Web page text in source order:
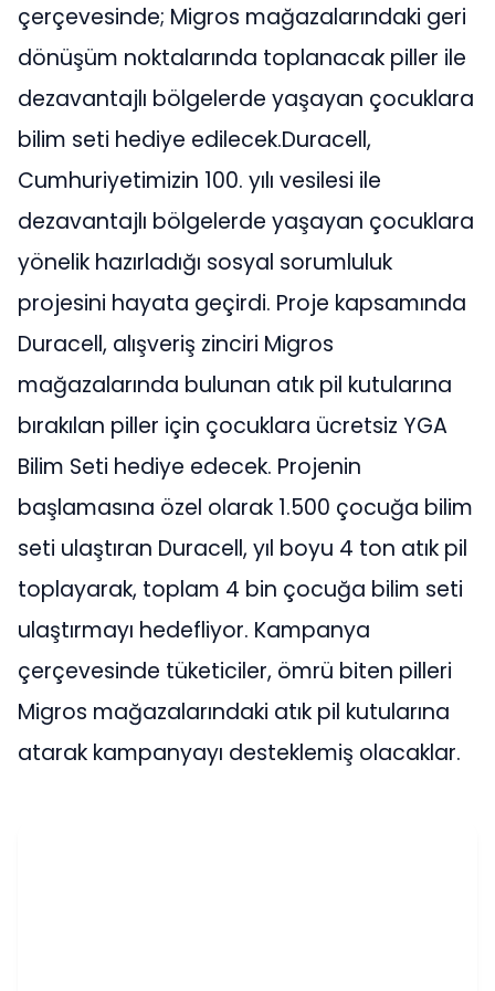
çerçevesinde; Migros mağazalarındaki geri
dönüşüm noktalarında toplanacak piller ile
dezavantajlı bölgelerde yaşayan çocuklara
bilim seti hediye edilecek. ​ Duracell,
Cumhuriyetimizin 100. yılı vesilesi ile
dezavantajlı bölgelerde yaşayan çocuklara
yönelik hazırladığı sosyal sorumluluk
projesini hayata geçirdi. Proje kapsamında
Duracell, alışveriş zinciri Migros
mağazalarında bulunan atık pil kutularına
bırakılan piller için çocuklara ücretsiz YGA
Bilim Seti hediye edecek. Projenin
başlamasına özel olarak 1.500 çocuğa bilim
seti ulaştıran Duracell, yıl boyu 4 ton atık pil
toplayarak, toplam 4 bin çocuğa bilim seti
ulaştırmayı hedefliyor. Kampanya
çerçevesinde tüketiciler, ömrü biten pilleri
Migros mağazalarındaki atık pil kutularına
atarak kampanyayı desteklemiş olacaklar.